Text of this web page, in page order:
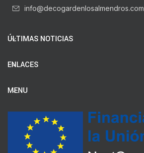
info@decogardenlosalmendros.com
ÚLTIMAS NOTICIAS
ENLACES
MENU